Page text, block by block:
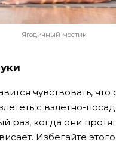
Ягодичный мостик
чувствовать, что
с взлетно-
раз, когда они
Избегайте